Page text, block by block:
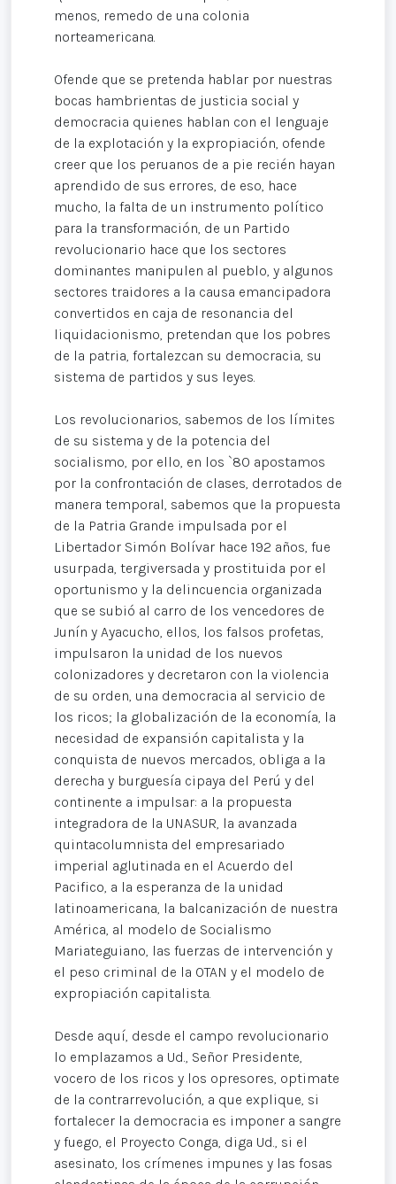
menos, remedo de una colonia
norteamericana.
Ofende que se pretenda hablar por nuestras
bocas hambrientas de justicia social y
democracia quienes hablan con el lenguaje
de la explotación y la expropiación, ofende
creer que los peruanos de a pie recién hayan
aprendido de sus errores, de eso, hace
mucho, la falta de un instrumento político
para la transformación, de un Partido
revolucionario hace que los sectores
dominantes manipulen al pueblo, y algunos
sectores traidores a la causa emancipadora
convertidos en caja de resonancia del
liquidacionismo, pretendan que los pobres
de la patria, fortalezcan su democracia, su
sistema de partidos y sus leyes.
Los revolucionarios, sabemos de los límites
de su sistema y de la potencia del
socialismo, por ello, en los `80 apostamos
por la confrontación de clases, derrotados de
manera temporal, sabemos que la propuesta
de la Patria Grande impulsada por el
Libertador Simón Bolívar hace 192 años, fue
usurpada, tergiversada y prostituida por el
oportunismo y la delincuencia organizada
que se subió al carro de los vencedores de
Junín y Ayacucho, ellos, los falsos profetas,
impulsaron la unidad de los nuevos
colonizadores y decretaron con la violencia
de su orden, una democracia al servicio de
los ricos; la globalización de la economía, la
necesidad de expansión capitalista y la
conquista de nuevos mercados, obliga a la
derecha y burguesía cipaya del Perú y del
continente a impulsar: a la propuesta
integradora de la UNASUR, la avanzada
quintacolumnista del empresariado
imperial aglutinada en el Acuerdo del
Pacifico, a la esperanza de la unidad
latinoamericana, la balcanización de nuestra
América, al modelo de Socialismo
Mariateguiano, las fuerzas de intervención y
el peso criminal de la OTAN y el modelo de
expropiación capitalista.
Desde aquí, desde el campo revolucionario
lo emplazamos a Ud., Señor Presidente,
vocero de los ricos y los opresores, optimate
de la contrarrevolución, a que explique, si
fortalecer la democracia es imponer a sangre
y fuego, el Proyecto Conga, diga Ud., si el
asesinato, los crímenes impunes y las fosas